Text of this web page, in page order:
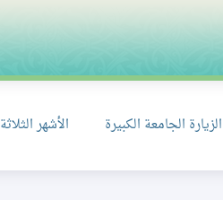
الزيارة الجامعة الكبيرة الأشهر الثلاثة